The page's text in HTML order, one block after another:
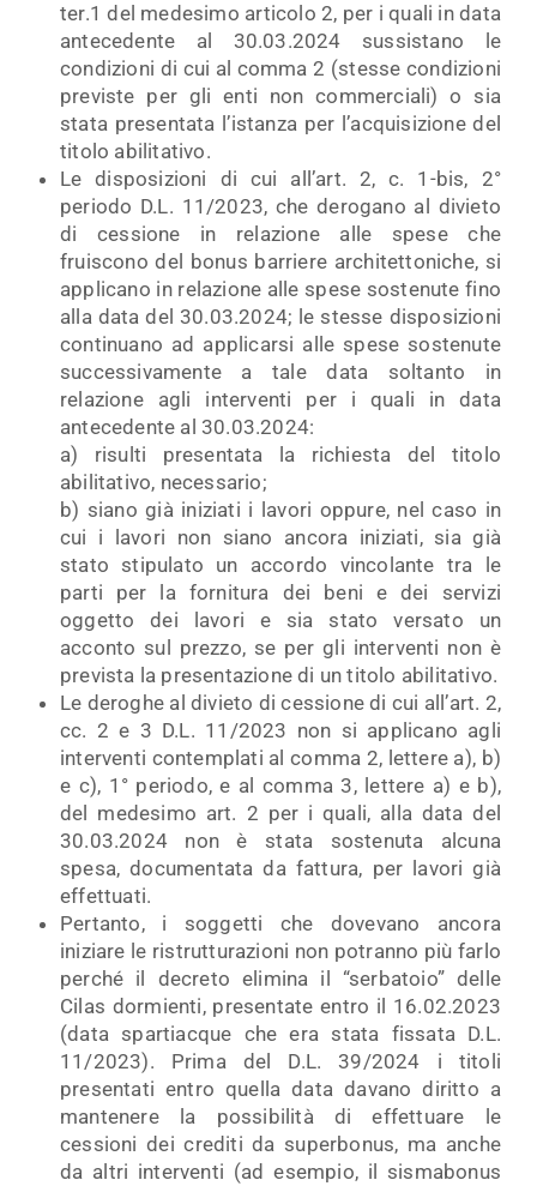
ter.1 del medesimo articolo 2, per i quali in data
antecedente al 30.03.2024 sussistano le
condizioni di cui al comma 2 (stesse condizioni
previste per gli enti non commerciali) o sia
stata presentata l’istanza per l’acquisizione del
titolo abilitativo.
Le disposizioni di cui all’art. 2, c. 1-bis, 2°
periodo D.L. 11/2023, che derogano al divieto
di cessione in relazione alle spese che
fruiscono del bonus barriere architettoniche, si
applicano in relazione alle spese sostenute fino
alla data del 30.03.2024; le stesse disposizioni
continuano ad applicarsi alle spese sostenute
successivamente a tale data soltanto in
relazione agli interventi per i quali in data
antecedente al 30.03.2024:
a) risulti presentata la richiesta del titolo
abilitativo, necessario;
b) siano già iniziati i lavori oppure, nel caso in
cui i lavori non siano ancora iniziati, sia già
stato stipulato un accordo vincolante tra le
parti per la fornitura dei beni e dei servizi
oggetto dei lavori e sia stato versato un
acconto sul prezzo, se per gli interventi non è
prevista la presentazione di un titolo abilitativo.
Le deroghe al divieto di cessione di cui all’art. 2,
cc. 2 e 3 D.L. 11/2023 non si applicano agli
interventi contemplati al comma 2, lettere a), b)
e c), 1° periodo, e al comma 3, lettere a) e b),
del medesimo art. 2 per i quali, alla data del
30.03.2024 non è stata sostenuta alcuna
spesa, documentata da fattura, per lavori già
effettuati.
Pertanto, i soggetti che dovevano ancora
iniziare le ristrutturazioni non potranno più farlo
perché il decreto elimina il “serbatoio” delle
Cilas dormienti, presentate entro il 16.02.2023
(data spartiacque che era stata fissata D.L.
11/2023). Prima del D.L. 39/2024 i titoli
presentati entro quella data davano diritto a
mantenere la possibilità di effettuare le
cessioni dei crediti da superbonus, ma anche
da altri interventi (ad esempio, il sismabonus